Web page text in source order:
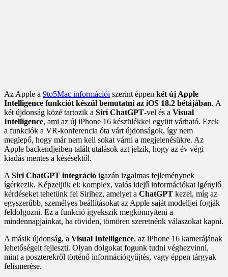
Az Apple a 9to5Mac információi szerint éppen két új Apple
Intelligence funkciót készül bemutatni az iOS 18.2 bétájában. A
két újdonság közé tartozik a Siri ChatGPT-vel és a Visual
Intelligence, ami az új iPhone 16 készülékkel együtt várható. Ezek
a funkciók a VR-konferencia óta várt újdonságok, így nem
meglepő, hogy már nem kell sokat várni a megjelenésükre. Az
Apple backendjeiben talált utalások azt jelzik, hogy az év végi
kiadás mentes a késésektől.
A Siri ChatGPT integráció igazán izgalmas fejleménynek
ígérkezik. Képzeljük el: komplex, valós idejű információkat igénylő
kérdéseket tehetünk fel Sirihez, amelyet a ChatGPT kezel, míg az
egyszerűbb, személyes beállításokat az Apple saját modelljei fogják
feldolgozni. Ez a funkció igyekszik megkönnyíteni a
mindennapjainkat, ha röviden, tömören szeretnénk válaszokat kapni.
A másik újdonság, a Visual Intelligence, az iPhone 16 kamerájának
lehetőségeit fejleszti. Olyan dolgokat fogunk tudni véghezvinni,
mint a poszterekről történő információgyűjtés, vagy éppen tárgyak
felismerése.